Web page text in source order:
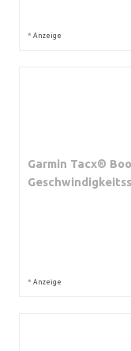
* Anzeige
Garmin Tacx®
* Anzeige